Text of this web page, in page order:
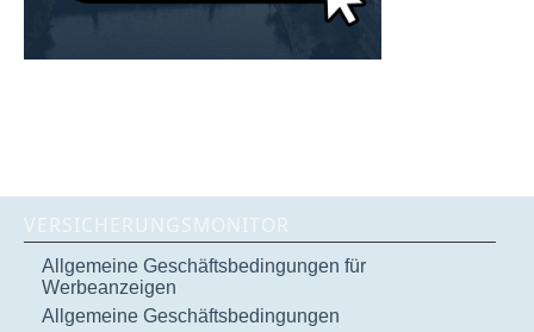
VERSICHERUNGSMONITOR
Allgemeine Geschäftsbedingungen für
Werbeanzeigen
Allgemeine Geschäftsbedingungen